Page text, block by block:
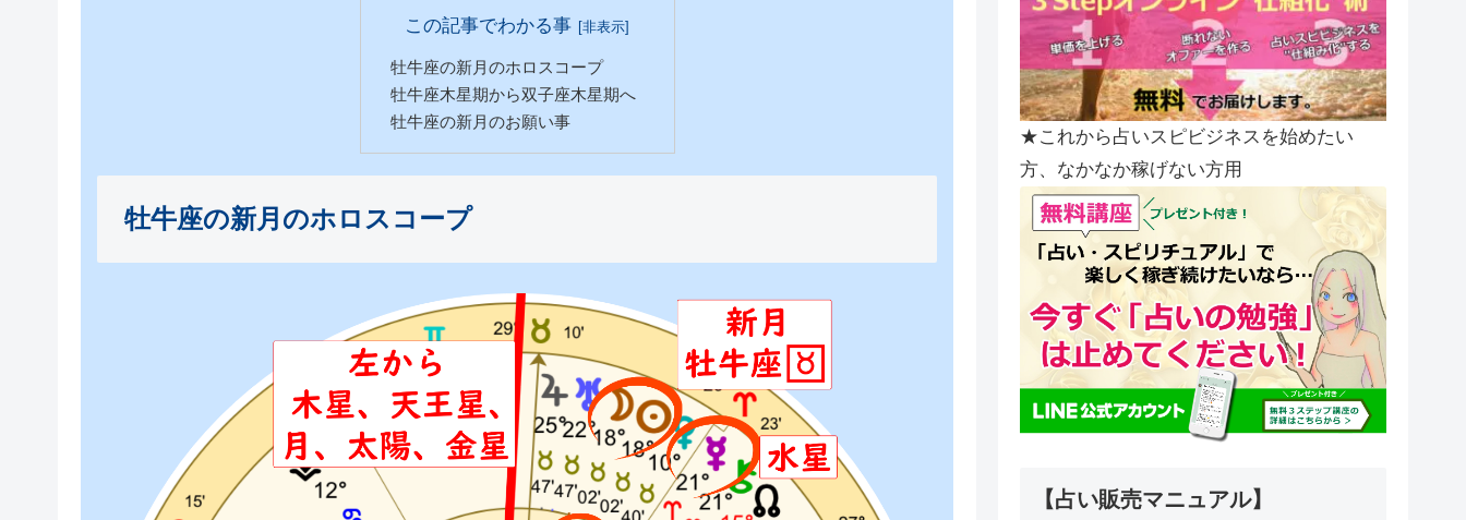
この記事でわかる事
牡牛座の新月のホロスコープ
牡牛座木星期から双子座木星期へ
牡牛座の新月のお願い事
牡牛座の新月のホロスコープ
★これから占いスピビジネスを始めたい
方、なかなか稼げない方用
【占い販売マニュアル】